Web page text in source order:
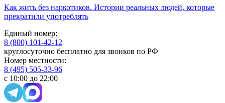
Как жить без наркотиков. Истории реальных людей, которые
прекратили употреблять
Единый номер:
8 (800) 101-42-12
круглосуточно бесплатно для звонков по РФ
Номер местности:
8 (495) 505-33-96
с 10:00 до 22:00